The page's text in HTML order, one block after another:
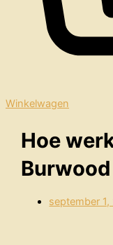
Winkelwagen
Hoe
september